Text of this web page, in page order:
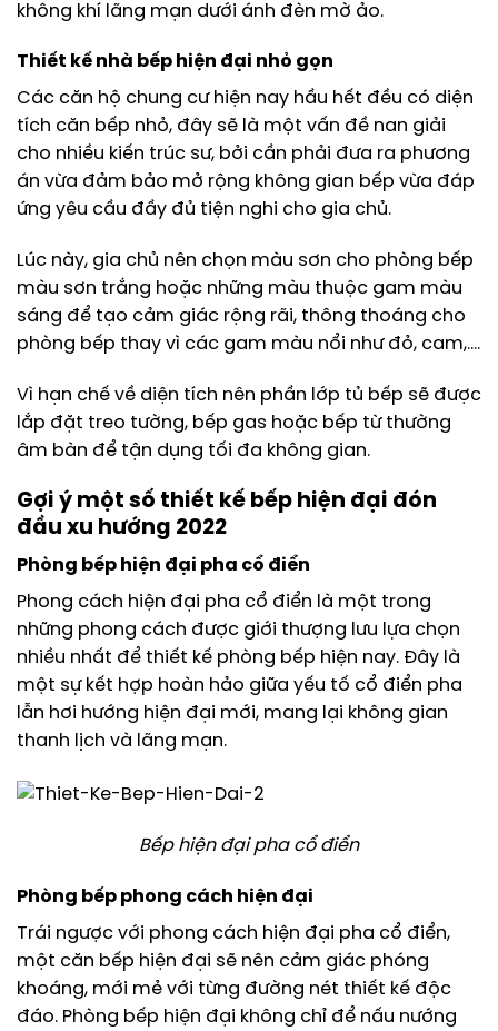
không khí lãng mạn dưới ánh đèn mờ ảo.
Thiết kế nhà bếp hiện đại nhỏ gọn
Các căn hộ chung cư hiện nay hầu hết đều có diện
tích căn bếp nhỏ, đây sẽ là một vấn đề nan giải
cho nhiều kiến trúc sư, bởi cần phải đưa ra phương
án vừa đảm bảo mở rộng không gian bếp vừa đáp
ứng yêu cầu đầy đủ tiện nghi cho gia chủ.
Lúc này, gia chủ nên chọn màu sơn cho phòng bếp
màu sơn trắng hoặc những màu thuộc gam màu
sáng để tạo cảm giác rộng rãi, thông thoáng cho
phòng bếp thay vì các gam màu nổi như đỏ, cam,….
Vì hạn chế về diện tích nên phần lớp tủ bếp sẽ được
lắp đặt treo tường, bếp gas hoặc bếp từ thường
âm bàn để tận dụng tối đa không gian.
Gợi ý một số thiết kế bếp hiện đại đón
đầu xu hướng 2022
Phòng bếp hiện đại pha cổ điển
Phong cách hiện đại pha cổ điển là một trong
những phong cách được giới thượng lưu lựa chọn
nhiều nhất để thiết kế phòng bếp hiện nay. Đây là
một sự kết hợp hoàn hảo giữa yếu tố cổ điển pha
lẫn hơi hướng hiện đại mới, mang lại không gian
thanh lịch và lãng mạn.
Bếp hiện đại pha cổ điển
Phòng bếp phong cách hiện đại
Trái ngược với phong cách hiện đại pha cổ điển,
một căn bếp hiện đại sẽ nên cảm giác phóng
khoáng, mới mẻ với từng đường nét thiết kế độc
đáo. Phòng bếp hiện đại không chỉ để nấu nướng